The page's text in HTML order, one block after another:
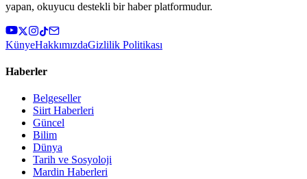
yapan, okuyucu destekli bir haber platformudur.
KünyeHakkımızdaGizlilik Politikası
Haberler
Belgeseller
Siirt Haberleri
Güncel
Bilim
Dünya
Tarih ve Sosyoloji
Mardin Haberleri